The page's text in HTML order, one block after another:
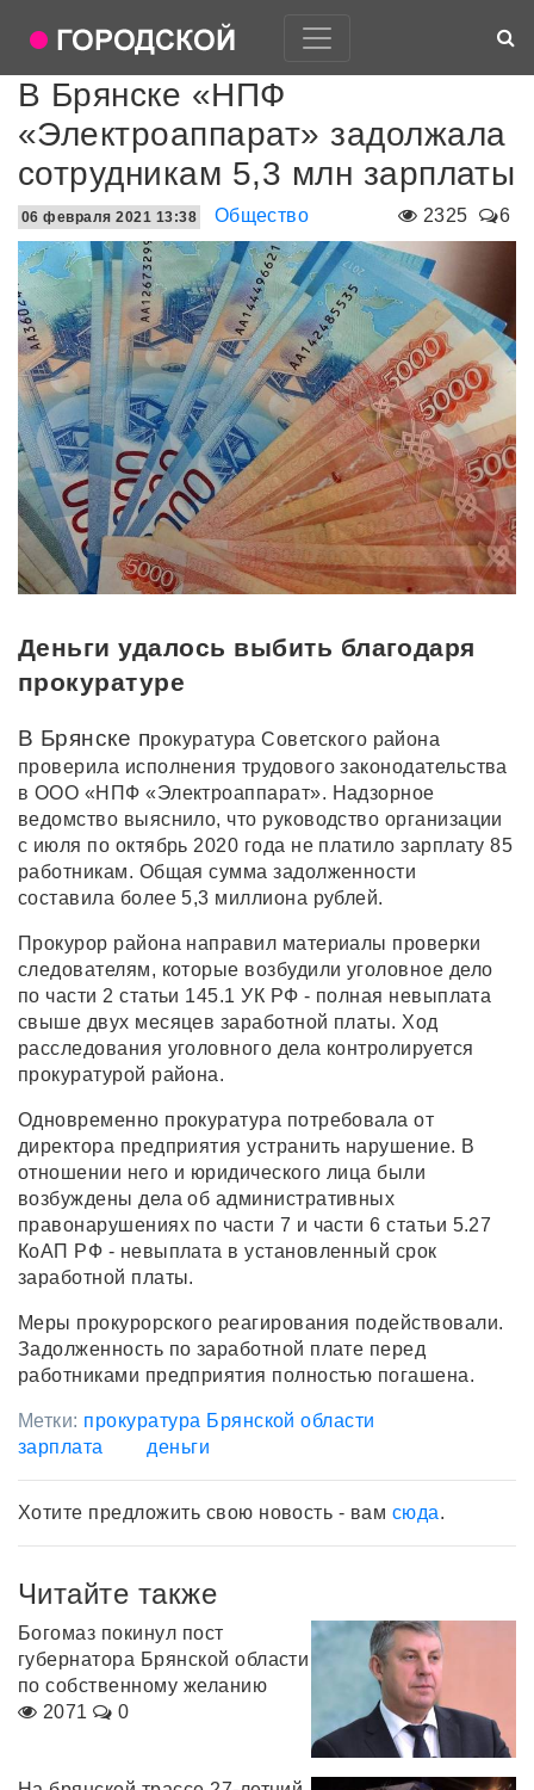
В Брянске «НПФ
«Электроаппарат» задолжала
сотрудникам 5,3 млн зарплаты
2325 6
06 февраля 2021 13:38 Общество
Деньги удалось выбить благодаря
прокуратуре
В Брянске прокуратура Советского района
проверила исполнения трудового законодательства
в ООО «НПФ «Электроаппарат». Надзорное
ведомство выяснило, что руководство организации
с июля по октябрь 2020 года не платило зарплату 85
работникам. Общая сумма задолженности
составила более 5,3 миллиона рублей.
Прокурор района направил материалы проверки
следователям, которые возбудили уголовное дело
по части 2 статьи 145.1 УК РФ - полная невыплата
свыше двух месяцев заработной платы. Ход
расследования уголовного дела контролируется
прокуратурой района.
Одновременно прокуратура потребовала от
директора предприятия устранить нарушение. В
отношении него и юридического лица были
возбуждены дела об административных
правонарушениях по части 7 и части 6 статьи 5.27
КоАП РФ - невыплата в установленный срок
заработной платы.
Меры прокурорского реагирования подействовали.
Задолженность по заработной плате перед
работниками предприятия полностью погашена.
Метки: прокуратура Брянской области
зарплата
деньги
Хотите предложить свою новость - вам сюда.
Читайте также
Богомаз покинул пост
губернатора Брянской области
по собственному желанию
2071
0